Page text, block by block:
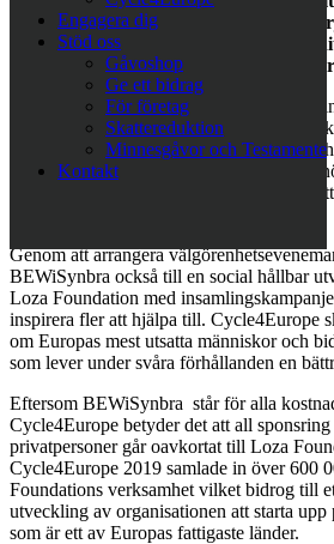
Engagera dig
Stöd oss
Gåvoshop
Ge ett bidrag
För företag
Skattereduktion
Minnesgåvor och Testamente
Kontakt
eget cykelteam Team BEWiSynbra.
välgörenhetsorganisationer och goda
året i rad som dom är huvudsponsor
BEWiSynbra Circular samlar in och
genom varumärket Use-ReUse vill dom
fördelarna med återvinning hos företag
länge har EPS förbränts, vilket leder till
och avfall. BEWiSynbra är fast besluten
Genom att arrangera
BEWiSynbra också till en social hållbar
Loza Foundation med
inspirera fler att hjälpa till. Cycle4Europe
om Europas mest utsatta människor och
som lever under svåra förhållanden en
Eftersom BEWiSynbra står för alla
Cycle4Europe betyder det att all
privatpersoner går oavkortat till Loza
Cycle4Europe 2019 samlade in över 600
Foundations verksamhet vilket bidrog till
utveckling av organisationen att starta
som är ett av Europas fattigaste länder.